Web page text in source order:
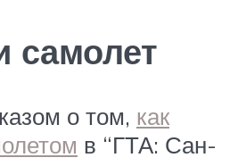
самолет
о том, как
в “ГТА: Сан-